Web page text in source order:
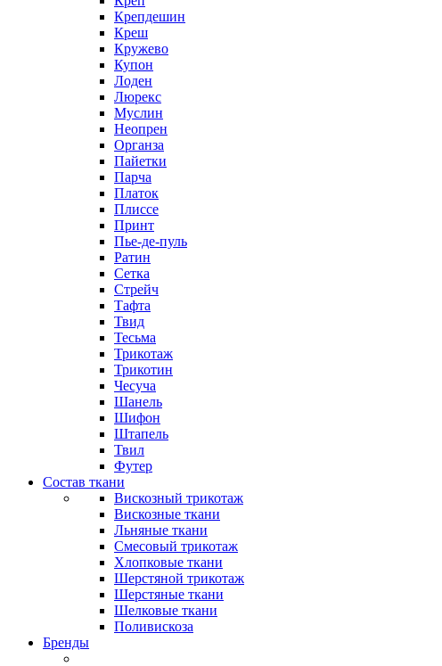
Крепдешин
Креш
Кружево
Купон
Лоден
Люрекс
Муслин
Неопрен
Органза
Пайетки
Парча
Платок
Плиссе
Принт
Пье-де-пуль
Ратин
Сетка
Стрейч
Тафта
Твид
Тесьма
Трикотаж
Трикотин
Чесуча
Шанель
Шифон
Штапель
Твил
Футер
Состав ткани
Вискозный трикотаж
Вискозные ткани
Льняные ткани
Смесовый трикотаж
Хлопковые ткани
Шерстяной трикотаж
Шерстяные ткани
Шелковые ткани
Поливискоза
Бренды